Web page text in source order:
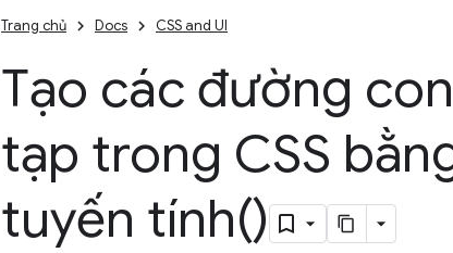
Trang chủ Docs CSS and UI
Tạo các đường
tạp trong CSS
tuyến tính()